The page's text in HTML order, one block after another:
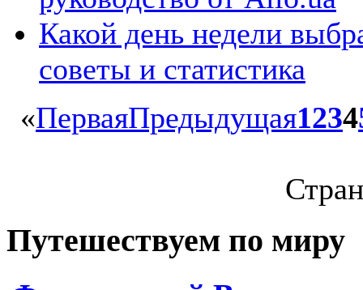
Какой день недели
советы и статистика
«ПерваяПредыдущая1234
Путешествуем по миру